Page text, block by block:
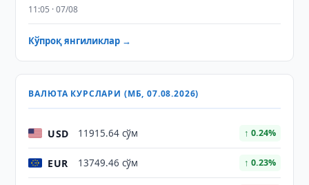
11:05 · 07/08
Кўпроқ янгиликлар →
ВАЛЮТА КУРСЛАРИ (МБ, 07.08.2026)
USD 11915.64 сўм ↑ 0.24%
EUR 13749.46 сўм ↑ 0.23%